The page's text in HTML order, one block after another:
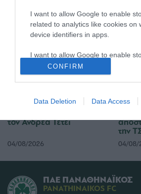
I want to allow Google to enable
related to analytics like cookies on
device identifiers in apps.
I want to allow Google to enable
related to functionality of the
related to personalization.
related to security, including
user protection.
CONFIRM
Data Deletion Data Access
05/08/2026
τα
05/08/
τον Ανδρέα Τετέι
04/08/2026
την
04/08/
ΠΑΕ ΠΑΝΑΘΗΝΑΪΚΟΣ
PANATHINAIKOS FC